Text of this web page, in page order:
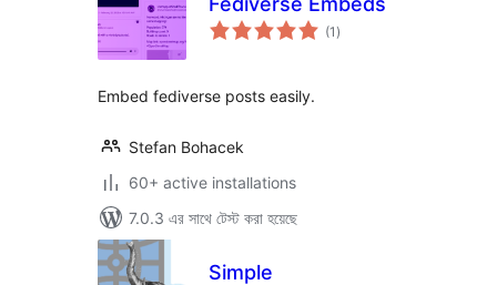
(1 total
ratings
)
Embed fediverse posts easily.
Stefan Bohacek
60+ active installations
7.0.3 এর সাথে টেস্ট করা হয়েছে
Simple